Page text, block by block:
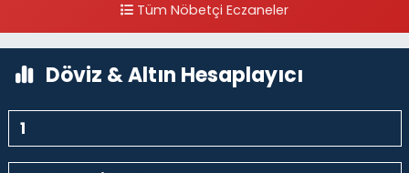
kalaycıbahçe Meydana DoğruTüm Nöbetçi Eczaneler
Döviz & Altın Hesaplayıcı